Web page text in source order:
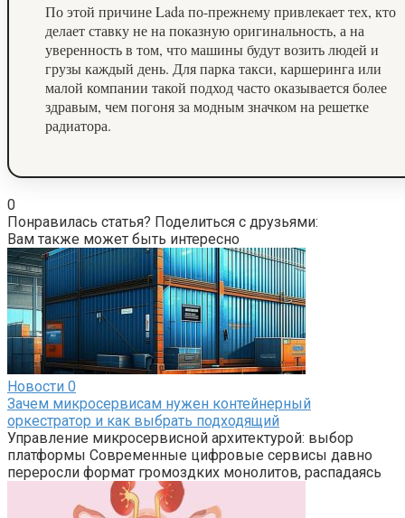
По этой причине Lada по-прежнему привлекает тех, кто
делает ставку не на показную оригинальность, а на
уверенность в том, что машины будут возить людей и
грузы каждый день. Для парка такси, каршеринга или
малой компании такой подход часто оказывается более
здравым, чем погоня за модным значком на решетке
радиатора.
0
Понравилась статья? Поделиться с друзьями:
Вам также может быть интересно
Новости 0
Зачем микросервисам нужен контейнерный
оркестратор и как выбрать подходящий
Управление микросервисной архитектурой: выбор
платформы Современные цифровые сервисы давно
переросли формат громоздких монолитов, распадаясь